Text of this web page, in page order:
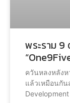
พระราม 9
ควันหลงหลัง
แล้วเหมือนกัน